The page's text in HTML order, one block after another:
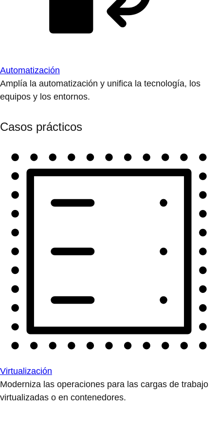
Automatización
Amplía la automatización y unifica la tecnología, los
equipos y los entornos.
Casos prácticos
Virtualización
Moderniza las operaciones para las cargas de trabajo
virtualizadas o en contenedores.